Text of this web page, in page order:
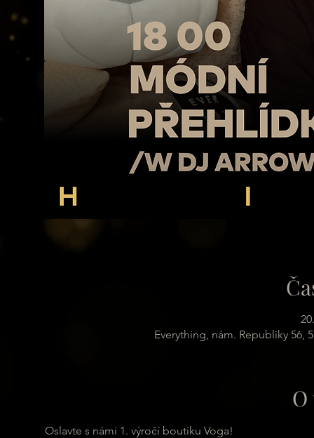
Everything, nám. Republiky 56,
Oslavte s námi 1. výročí boutiku Voga!